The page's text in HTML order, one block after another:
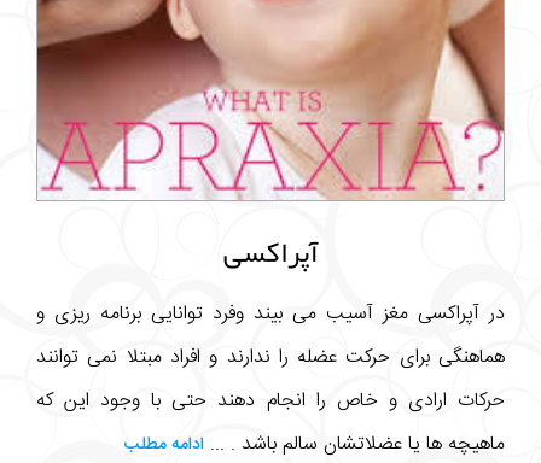
آپراکسی
در آپراکسی مغز آسیب می بیند وفرد توانایی برنامه ریزی و
هماهنگی برای حرکت عضله را ندارند و افراد مبتلا نمی توانند
حرکات ارادی و خاص را انجام دهند حتی با وجود این که
ماهیچه ها یا عضلاتشان سالم باشد . ... ادامه مطلب